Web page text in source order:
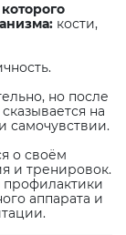
кости,
но после
на
самочувствии.
о своём
и тренировок.
профилактики
аппарата и